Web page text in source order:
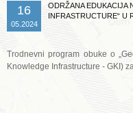
16
05.2024
ODRŽANA EDUKACIJA
INFRASTRUCTURE“ U
Trodnevni program obuke o
Knowledge Infrastructure - GKI)